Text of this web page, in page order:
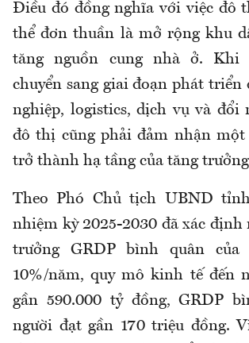
Điều đó đồng nghĩa với việc đô
thể đơn thuần là mở rộng khu
tăng nguồn cung nhà ở.
chuyển sang giai đoạn phát triển
nghiệp, logistics, dịch vụ và đổi
đô thị cũng phải đảm nhận
trở thành hạ tầng của tăng
Theo Phó Chủ tịch UBND
nhiệm kỳ 2025-2030 đã xác định
trưởng GRDP bình quân của
10%/năm, quy mô kinh tế đến
gần 590.000 tỷ đồng, GRDP
người đạt gần 170 triệu đồng.